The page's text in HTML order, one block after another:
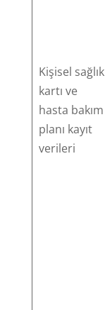
Kişisel sağlık
kartı ve
hasta bakım
planı kayıt
verileri